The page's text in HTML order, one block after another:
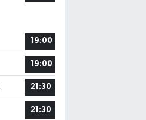
19:00
19:00
21:30
21:30